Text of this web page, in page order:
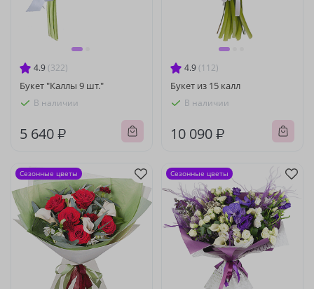
4.9 (322)
Букет "Каллы 9 шт."
В наличии
5 640 ₽
4.9 (112)
Букет из 15 калл
В наличии
10 090 ₽
Сезонные цветы Сезонные цветы